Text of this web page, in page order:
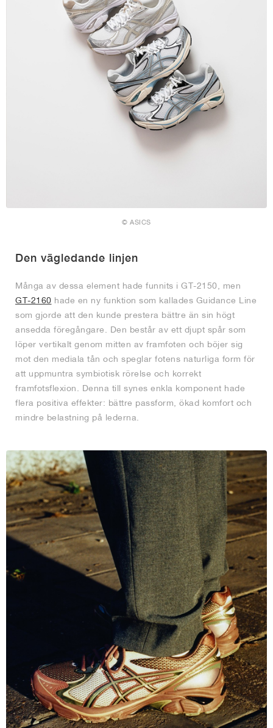
© ASICS
Den vägledande linjen
Många av dessa element hade funnits i GT-2150, men
GT-2160 hade en ny funktion som kallades Guidance Line
som gjorde att den kunde prestera bättre än sin högt
ansedda föregångare. Den består av ett djupt spår som
löper vertikalt genom mitten av framfoten och böjer sig
mot den mediala tån och speglar fotens naturliga form för
att uppmuntra symbiotisk rörelse och korrekt
framfotsflexion. Denna till synes enkla komponent hade
flera positiva effekter: bättre passform, ökad komfort och
mindre belastning på lederna.